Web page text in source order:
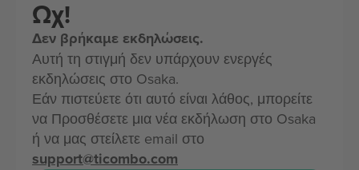
Ωχ!
Δεν βρήκαμε εκδηλώσεις.
Αυτή τη στιγμή δεν υπάρχουν ενεργές
εκδηλώσεις στο Osaka.
Εάν πιστεύετε ότι αυτό είναι λάθος, μπορείτε
να Προσθέσετε μια νέα εκδήλωση στο Osaka
ή να μας στείλετε email στο
support@ticombo.com